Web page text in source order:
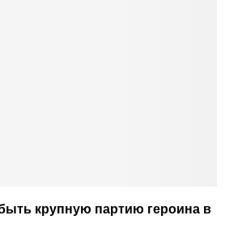
крупную партию героина в